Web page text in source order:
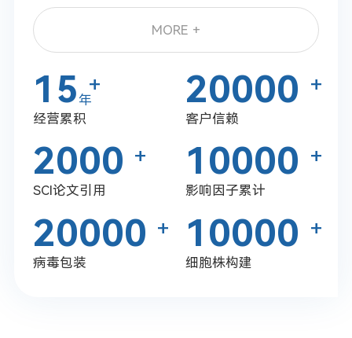
MORE +
15 +
年
经营累积
20000 +
客户信赖
2000 +
SCI论文引用
10000 +
影响因子累计
20000 +
病毒包装
10000 +
细胞株构建